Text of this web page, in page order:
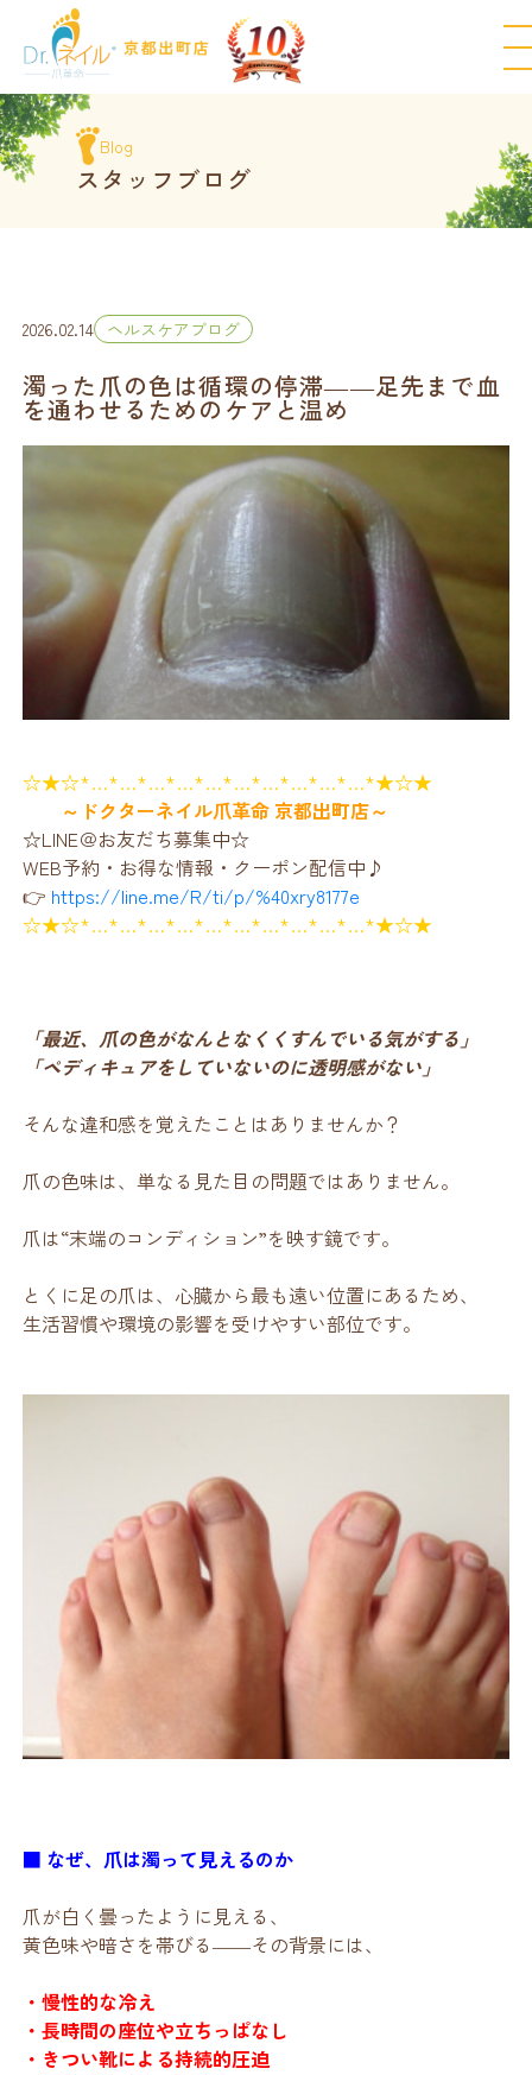
Blog
スタッフブログ
2026.02.14 ヘルスケアブログ
濁った爪の色は循環の停滞――足先まで血
を通わせるためのケアと温め
☆★☆*…*…*…*…*…*…*…*…*…*…*★☆★
～ドクターネイル爪革命 京都出町店～
☆LINE＠お友だち募集中☆
WEB予約・お得な情報・クーポン配信中♪
👉 https://line.me/R/ti/p/%40xry8177e
☆★☆*…*…*…*…*…*…*…*…*…*…*★☆★
「最近、爪の色がなんとなくくすんでいる気がする」
「ペディキュアをしていないのに透明感がない」
そんな違和感を覚えたことはありませんか？
爪の色味は、単なる見た目の問題ではありません。
爪は“末端のコンディション”を映す鏡です。
とくに足の爪は、心臓から最も遠い位置にあるため、
生活習慣や環境の影響を受けやすい部位です。
■ なぜ、爪は濁って見えるのか
爪が白く曇ったように見える、
黄色味や暗さを帯びる――その背景には、
・慢性的な冷え
・長時間の座位や立ちっぱなし
・きつい靴による持続的圧迫